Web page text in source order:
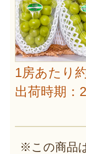
1房あたり
出荷時期：
※この商品